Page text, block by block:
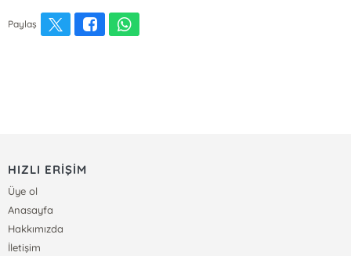
Paylaş
HIZLI ERİŞİM
Üye ol
Anasayfa
Hakkımızda
İletişim